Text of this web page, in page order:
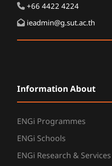
+66 4422 4224
ieadmin@g.sut.ac.th
Information About
ENGi Programmes
ENGi Schools
ENGi Research & Services